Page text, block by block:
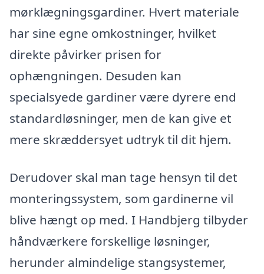
mørklægningsgardiner. Hvert materiale
har sine egne omkostninger, hvilket
direkte påvirker prisen for
ophængningen. Desuden kan
specialsyede gardiner være dyrere end
standardløsninger, men de kan give et
mere skræddersyet udtryk til dit hjem.
Derudover skal man tage hensyn til det
monteringssystem, som gardinerne vil
blive hængt op med. I Handbjerg tilbyder
håndværkere forskellige løsninger,
herunder almindelige stangsystemer,